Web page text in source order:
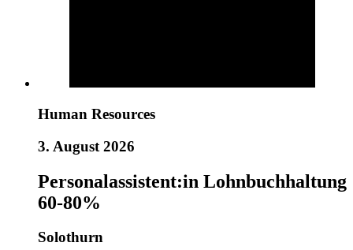
Human Resources
3. August 2026
Personalassistent:in Lohnbuchhaltung
60-80%
Solothurn